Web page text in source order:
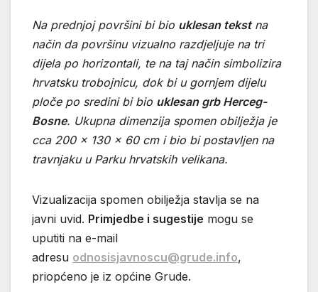
Na prednjoj površini bi bio uklesan tekstna
način da površinu vizualno razdjeljuje na tri
dijela po horizontali, te na taj način simbolizira
hrvatsku trobojnicu, dok bi u gornjem dijelu
ploče po sredini bi bio uklesan grb Herceg-
Bosne. Ukupna dimenzija spomen obilježja je
cca 200 x 130 x 60 cm i bio bi postavljen na
travnjaku u Parku hrvatskih velikana.
Vizualizacija spomen obilježja stavlja se na
javni uvid. Primjedbe i sugestije mogu se
uputiti na e-mail
adresu odnosisjavnoscu@grude.info,
priopćeno je iz općine Grude.